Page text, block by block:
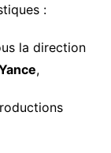
:
la direction
,